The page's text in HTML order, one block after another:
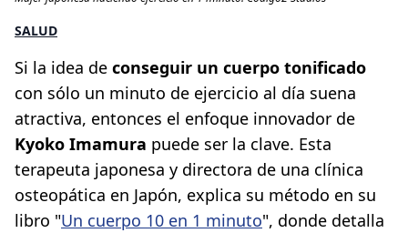
SALUD
Si la idea de conseguir un cuerpo tonificado
con sólo un minuto de ejercicio al día suena
atractiva, entonces el enfoque innovador de
Kyoko Imamura puede ser la clave. Esta
terapeuta japonesa y directora de una clínica
osteopática en Japón, explica su método en su
libro "Un cuerpo 10 en 1 minuto", donde detalla